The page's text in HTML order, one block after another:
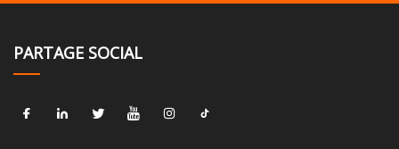
PARTAGE SOCIAL